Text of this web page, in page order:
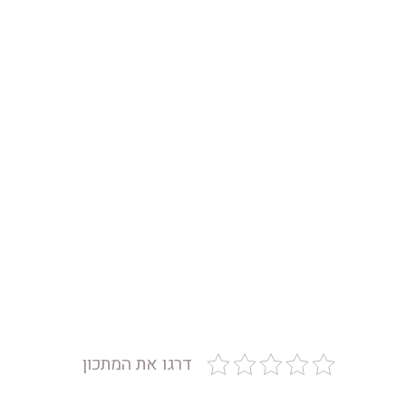
דרגו את המתכון